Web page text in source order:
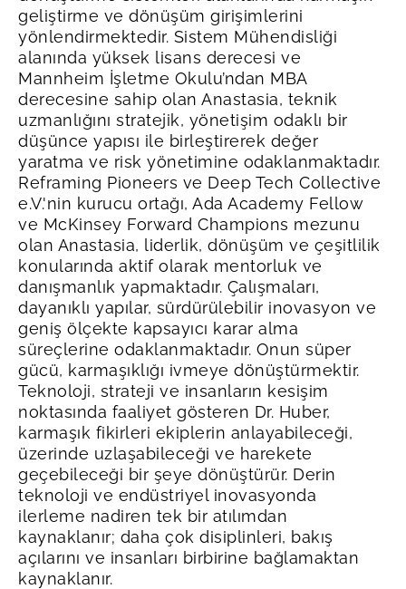
geliştirme ve dönüşüm girişimlerini
yönlendirmektedir. Sistem Mühendisliği
alanında yüksek lisans derecesi ve
Mannheim İşletme Okulu’ndan MBA
derecesine sahip olan Anastasia, teknik
uzmanlığını stratejik, yönetişim odaklı bir
düşünce yapısı ile birleştirerek değer
yaratma ve risk yönetimine odaklanmaktadır.
Reframing Pioneers ve Deep Tech Collective
e.V.'nin kurucu ortağı, Ada Academy Fellow
ve McKinsey Forward Champions mezunu
olan Anastasia, liderlik, dönüşüm ve çeşitlilik
konularında aktif olarak mentorluk ve
danışmanlık yapmaktadır. Çalışmaları,
dayanıklı yapılar, sürdürülebilir inovasyon ve
geniş ölçekte kapsayıcı karar alma
süreçlerine odaklanmaktadır. Onun süper
gücü, karmaşıklığı ivmeye dönüştürmektir.
Teknoloji, strateji ve insanların kesişim
noktasında faaliyet gösteren Dr. Huber,
karmaşık fikirleri ekiplerin anlayabileceği,
üzerinde uzlaşabileceği ve harekete
geçebileceği bir şeye dönüştürür. Derin
teknoloji ve endüstriyel inovasyonda
ilerleme nadiren tek bir atılımdan
kaynaklanır; daha çok disiplinleri, bakış
açılarını ve insanları birbirine bağlamaktan
kaynaklanır.